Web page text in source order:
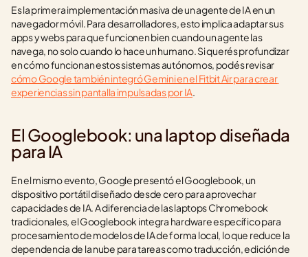
Es la primera implementación masiva de un agente de IA en un
navegador móvil. Para desarrolladores, esto implica adaptar sus
apps y webs para que funcionen bien cuando un agente las
navega, no solo cuando lo hace un humano. Si querés profundizar
cómo Google también integró Gemini en el Fitbit Air para crear
experiencias sin pantalla impulsadas por IA.
El Googlebook: una laptop diseñada
para IA
En el mismo evento, Google presentó el Googlebook, un
dispositivo portátil diseñado desde cero para aprovechar
capacidades de IA. A diferencia de las laptops Chromebook
tradicionales, el Googlebook integra hardware específico para
procesamiento de modelos de IA de forma local, lo que reduce la
dependencia de la nube para tareas como traducción, edición de